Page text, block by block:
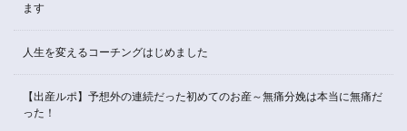
ます
人生を変えるコーチングはじめました
【出産ルポ】予想外の連続だった初めてのお産～無痛分娩は本当に無痛だ
った！